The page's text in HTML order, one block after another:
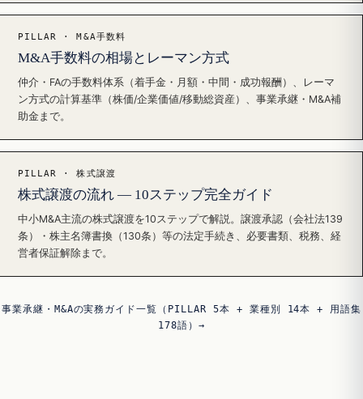
PILLAR · M&A手数料
M&A手数料の相場とレーマン方式
仲介・FAの手数料体系（着手金・月額・中間・成功報酬）、レーマ
ン方式の計算基準（株価/企業価値/移動総資産）、事業承継・M&A補
助金まで。
PILLAR · 株式譲渡
株式譲渡の流れ — 10ステップ完全ガイド
中小M&A主流の株式譲渡を10ステップで解説。譲渡承認（会社法139
条）・株主名簿書換（130条）等の法定手続き、必要書類、税務、経
営者保証解除まで。
事業承継・M&Aの実務ガイド一覧（PILLAR 5本 + 業種別 14本 + 用語集
178語）→